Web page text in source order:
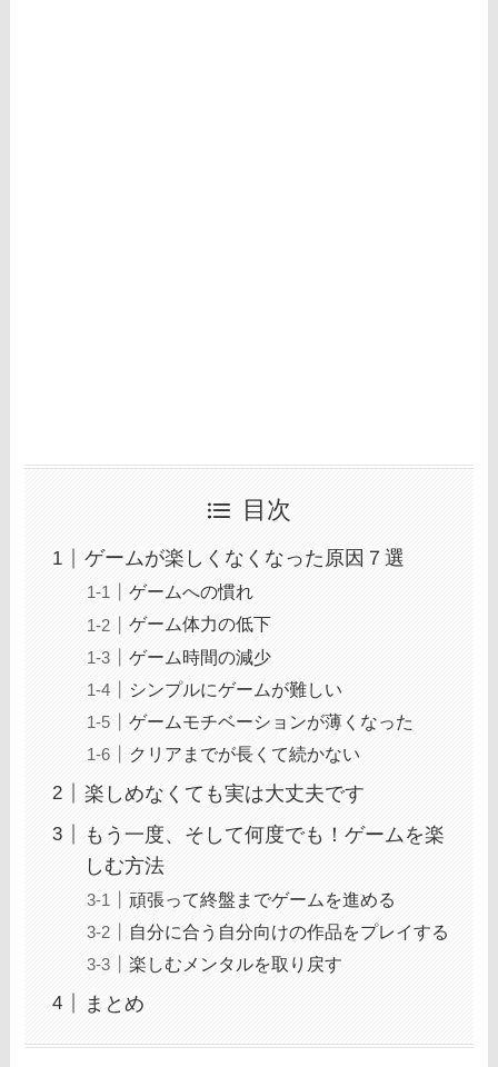
目次
ゲームが楽しくなくなった原因７選
ゲームへの慣れ
ゲーム体力の低下
ゲーム時間の減少
シンプルにゲームが難しい
ゲームモチベーションが薄くなった
クリアまでが長くて続かない
楽しめなくても実は大丈夫です
もう一度、そして何度でも！ゲームを楽
しむ方法
頑張って終盤までゲームを進める
自分に合う自分向けの作品をプレイする
楽しむメンタルを取り戻す
まとめ